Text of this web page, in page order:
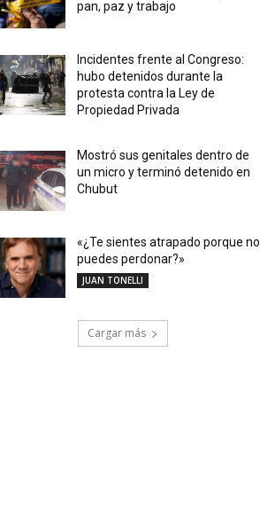
pan, paz y trabajo
Incidentes frente al Congreso:
hubo detenidos durante la
protesta contra la Ley de
Propiedad Privada
Mostró sus genitales dentro de
un micro y terminó detenido en
Chubut
«¿Te sientes atrapado porque no
puedes perdonar?»
JUAN TONELLI
Cargar más